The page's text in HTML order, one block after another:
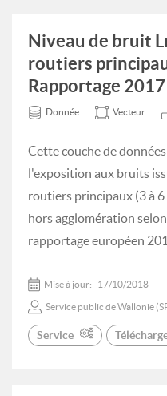
Niveau de bruit
routiers
Rapportage 2017
Donnée Vecteur
Cette couche de
l'exposition aux bruits
routiers principaux (3 à
hors agglomération
rapportage européen
Mise à jour: 17/10/2018
Service public de Wallonie
Service